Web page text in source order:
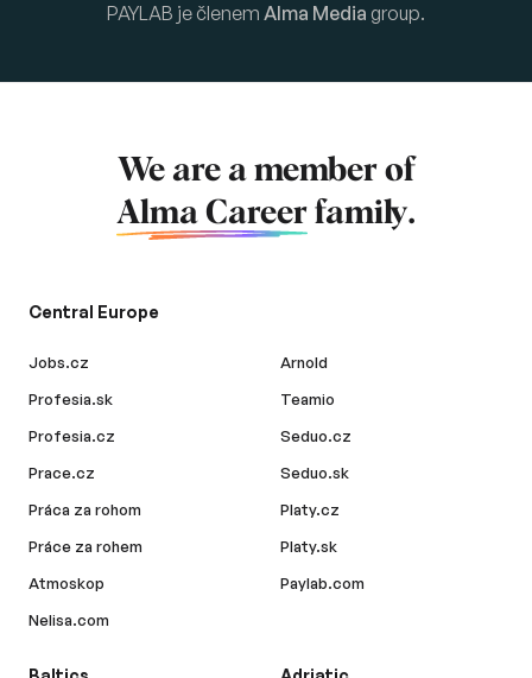
PAYLAB je členem Alma Media group.
We are a member of
Alma Career family.
Central Europe
Jobs.cz
Profesia.sk
Profesia.cz
Prace.cz
Práca za rohom
Práce za rohem
Atmoskop
Nelisa.com
Arnold
Teamio
Seduo.cz
Seduo.sk
Platy.cz
Platy.sk
Paylab.com